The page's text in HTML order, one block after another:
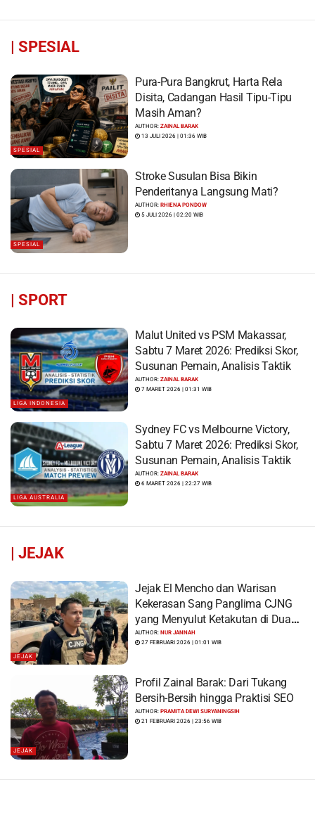
| SPESIAL
SPESIAL
Pura-Pura Bangkrut, Harta Rela
Disita, Cadangan Hasil Tipu-Tipu
Masih Aman?
AUTHOR:ZAINAL BARAK
13 JULI 2026 | 01:36 WIB
SPESIAL
Stroke Susulan Bisa Bikin
Penderitanya Langsung Mati?
AUTHOR:RHIENA PONDOW
5 JULI 2026 | 02:20 WIB
| SPORT
LIGA INDONESIA
Malut United vs PSM Makassar,
Sabtu 7 Maret 2026: Prediksi Skor,
Susunan Pemain, Analisis Taktik
AUTHOR:ZAINAL BARAK
7 MARET 2026 | 01:31 WIB
LIGA AUSTRALIA
Sydney FC vs Melbourne Victory,
Sabtu 7 Maret 2026: Prediksi Skor,
Susunan Pemain, Analisis Taktik
AUTHOR:ZAINAL BARAK
6 MARET 2026 | 22:27 WIB
| JEJAK
JEJAK
Jejak El Mencho dan Warisan
Kekerasan Sang Panglima CJNG
yang Menyulut Ketakutan di Dua
Benua
AUTHOR:NUR JANNAH
27 FEBRUARI 2026 | 01:01 WIB
JEJAK
Profil Zainal Barak: Dari Tukang
Bersih-Bersih hingga Praktisi SEO
AUTHOR:PRAMITA DEWI SURYANINGSIH
21 FEBRUARI 2026 | 23:56 WIB